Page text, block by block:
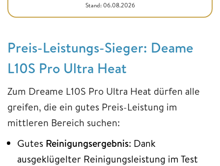
Stand: 06.08.2026
Preis-Leistungs-Sieger: Deame
L10S Pro Ultra Heat
Zum Dreame L10S Pro Ultra Heat dürfen alle
greifen, die ein gutes Preis-Leistung im
mittleren Bereich suchen:
Gutes Reinigungsergebnis: Dank
ausgeklügelter Reinigungsleistung im Test